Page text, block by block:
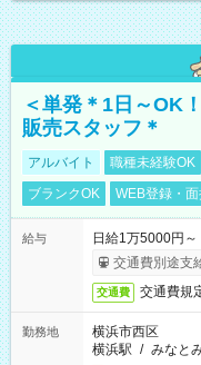
＜単発＊1日～OK
販売スタッフ＊
アルバイト 職種未経験OK
ブランクOK
WEB登録・
給与
日給1万5000円
交通費別途支
交通費 交通費規
勤務地
横浜市西区
横浜駅 / みなと